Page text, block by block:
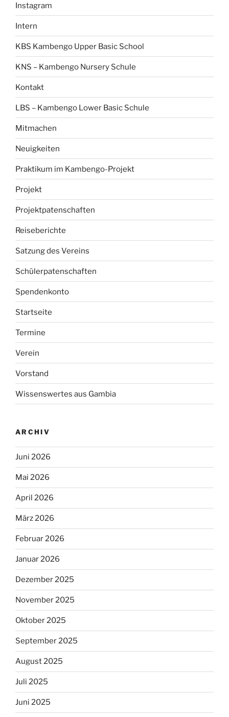
Instagram
Intern
KBS Kambengo Upper Basic School
KNS – Kambengo Nursery Schule
Kontakt
LBS – Kambengo Lower Basic Schule
Mitmachen
Neuigkeiten
Praktikum im Kambengo-Projekt
Projekt
Projektpatenschaften
Reiseberichte
Satzung des Vereins
Schülerpatenschaften
Spendenkonto
Startseite
Termine
Verein
Vorstand
Wissenswertes aus Gambia
ARCHIV
Juni 2026
Mai 2026
April 2026
März 2026
Februar 2026
Januar 2026
Dezember 2025
November 2025
Oktober 2025
September 2025
August 2025
Juli 2025
Juni 2025